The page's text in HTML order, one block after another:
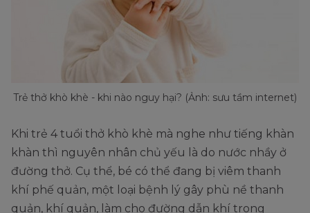
Trẻ thở khò khè - khi nào nguy hại? (Ảnh: sưu tầm internet)
Khi trẻ 4 tuổi thở khò khè mà nghe như tiếng khàn
khàn thì nguyên nhân chủ yếu là do nước nhầy ở
đường thở. Cụ thể, bé có thể đang bị viêm thanh
khí phế quản, một loại bệnh lý gây phù nề thanh
quản, khí quản, làm cho đường dẫn khí trong